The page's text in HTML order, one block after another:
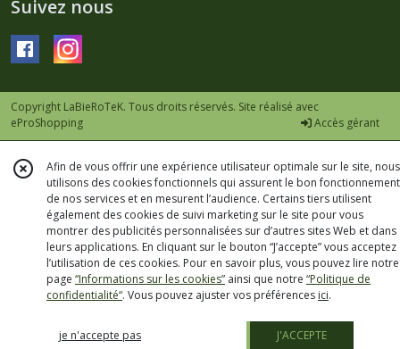
Suivez nous
Copyright LaBieRoTeK. Tous droits réservés. Site réalisé avec
eProShopping
Accès gérant
Afin de vous offrir une expérience utilisateur optimale sur le site, nous
utilisons des cookies fonctionnels qui assurent le bon fonctionnement
de nos services et en mesurent l’audience. Certains tiers utilisent
également des cookies de suivi marketing sur le site pour vous
montrer des publicités personnalisées sur d’autres sites Web et dans
leurs applications. En cliquant sur le bouton “J’accepte” vous acceptez
l’utilisation de ces cookies. Pour en savoir plus, vous pouvez lire notre
page “Informations sur les cookies” ainsi que notre “Politique de
confidentialité“. Vous pouvez ajuster vos préférences ici.
je n'accepte pas J'ACCEPTE